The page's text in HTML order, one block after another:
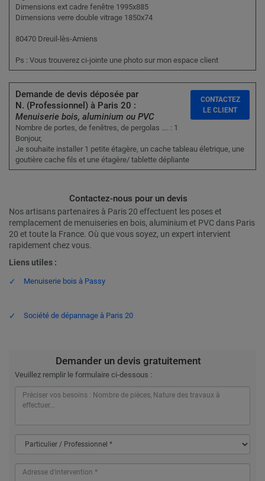
Dimensions ext cadre fenêtre 1995x885
Dimensions verre double vitrage 1850x74
80470 Dreuil-lès-Amiens
Ps : Vous trouverez ci-jointe une photo sur mon espace client
Demande de devis déposée par
N. (Professionnel) à Paris 20 :
Menuiserie bois, aluminium ou PVC
Nombre de portes, de fenêtres, de pergolas .... : 1
Bonjour,
Je souhaite installer 1 petite étagère, un cache tableau életrique, une
goutière cache fils et une étagère/ tablette dépliante
CONTACTEZ
LE CLIENT
Contactez-nous pour un devis
Nos artisans partenaires à Paris 20 effectuent les poses et
remplacement de menuiseries en bois, aluminium et PVC dans Paris
20 et toute la France. Où que vous soyez, un expert intervient
rapidement chez vous.
Liens utiles :
Menuiserie bois à Passy
Société de dépannage à Paris 20
Demander un devis gratuitement
Veuillez remplir le formulaire ci-dessous :